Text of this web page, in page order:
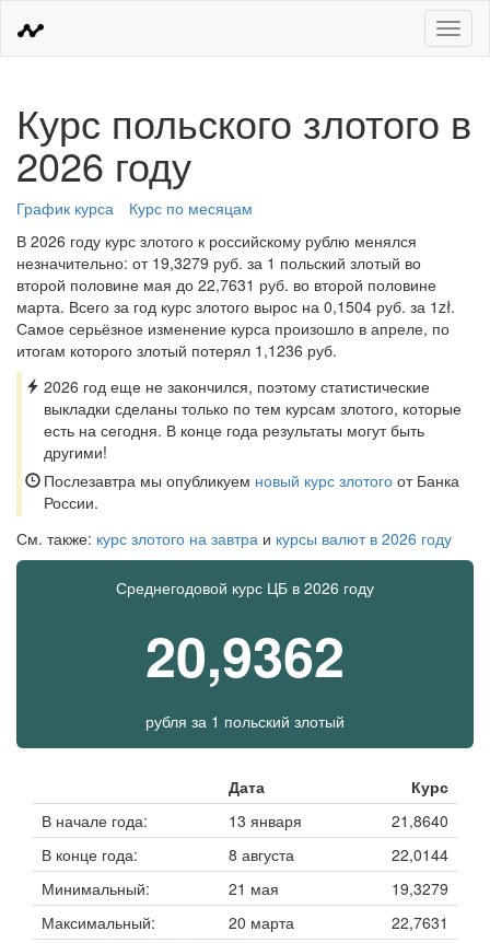
Меню
Курс польского злотого в
2026 году
График курса
Курс по месяцам
В 2026 году курс злотого к российскому рублю менялся
незначительно: от 19,3279 руб. за 1 польский злотый во
второй половине мая до 22,7631 руб. во второй половине
марта. Всего за год курс злотого вырос на 0,1504 руб. за 1zł.
Самое серьёзное изменение курса произошло в апреле, по
итогам которого злотый потерял 1,1236 руб.
2026 год еще не закончился, поэтому статистические
выкладки сделаны только по тем курсам злотого, которые
есть на сегодня. В конце года результаты могут быть
другими!
Послезавтра мы опубликуем новый курс злотого от Банка
России.
См. также: курс злотого на завтра и курсы валют в 2026 году
Среднегодовой курс ЦБ в 2026 году
20,9362
рубля за 1 польский злотый
Дата
Курс
В начале года:
13 января
21,8640
В конце года:
8 августа
22,0144
Минимальный:
21 мая
19,3279
Максимальный:
20 марта 22,7631